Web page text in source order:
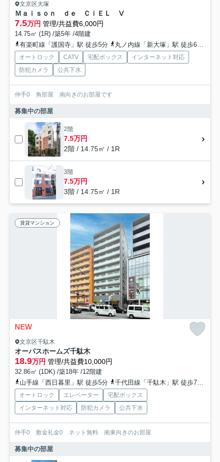
文京区大塚
Ｍａｉｓｏｎ ｄｅ ＣｉＥＬ Ⅴ
7.5万円 管理/共益費6,000円
14.75㎡ (1R) /築5年 /4階建
有楽町線「護国寺」駅 徒歩5分
丸ノ内線「新大塚」駅 徒歩6分
オートロック CATV 宅配ボックス
インターネット対応
防犯カメラ
公共下水
仲手0 角部屋 南向きのお部屋です
募集中の部屋
2階
7.5万円
2階 / 14.75㎡ / 1R
3階
7.5万円
3階 / 14.75㎡ / 1R
賃貸マンション
NEW
文京区千駄木
オーパスホームズ千駄木
18.9万円 管理/共益費10,000円
32.86㎡ (1DK) /築18年 /12階建
山手線「西日暮里」駅 徒歩5分
千代田線「千駄木」駅 徒歩7分
オートロック エレベーター
宅配ボックス
インターネット対応
防犯カメラ 公共下水
仲手0 敷金礼金0 ネット無料 南東向きのお部屋
募集中の部屋